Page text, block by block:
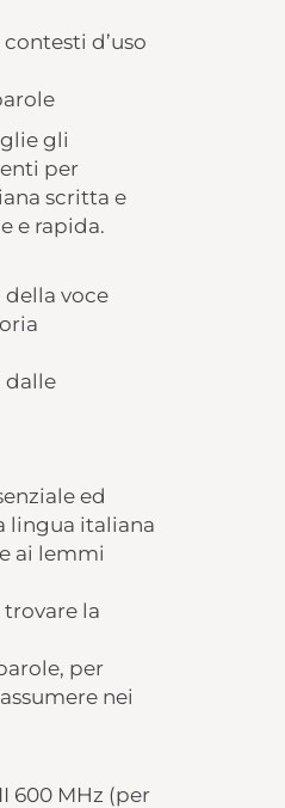
d’uso
gli
per
scritta e
e rapida.
della voce
dalle
ed
lingua italiana
ai lemmi
trovare la
per
nei
600 MHz (per